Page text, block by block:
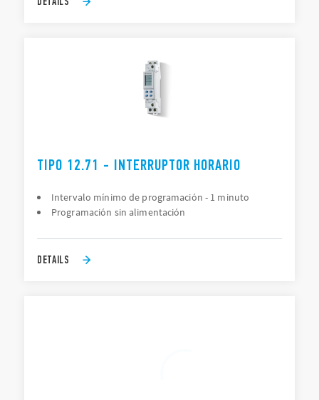
TIPO 12.71 - INTERRUPTOR HORARIO
Intervalo mínimo de programación - 1 minuto
Programación sin alimentación
DETAILS